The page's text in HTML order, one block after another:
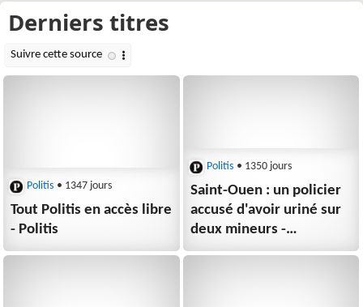
Politis • 1347 jours
Tout Politis en accès libre
- Politis
Politis • 1350 jours
Saint-Ouen : un policier
accusé d'avoir uriné sur
deux mineurs -
Nadia Sweeny